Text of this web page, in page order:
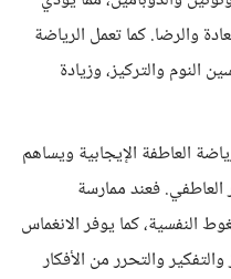
والرضا. كما تعمل الرياضة
النوم والتركيز، وزيادة
العاطفة الإيجابية ويساهم
فعند ممارسة
النفسية، كما يوفر الانغماس
والتحرر من الأفكار